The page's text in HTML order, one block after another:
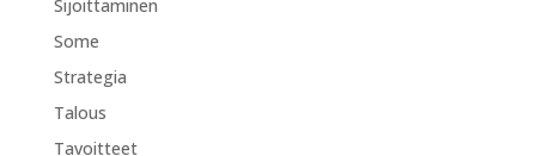
Sijoittaminen
Some
Strategia
Talous
Tavoitteet